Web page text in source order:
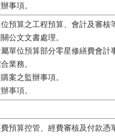
事項。
預算之工程預算、會計及審核
公文文書處理。
單位預算部分零星修繕費會計
業務。
案之監辦事項。
事項。
預算控管、經費審核及付款憑